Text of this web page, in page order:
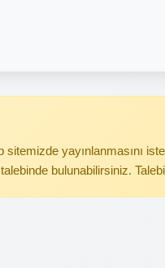
yayınlanmasını
bulunabilirsiniz.